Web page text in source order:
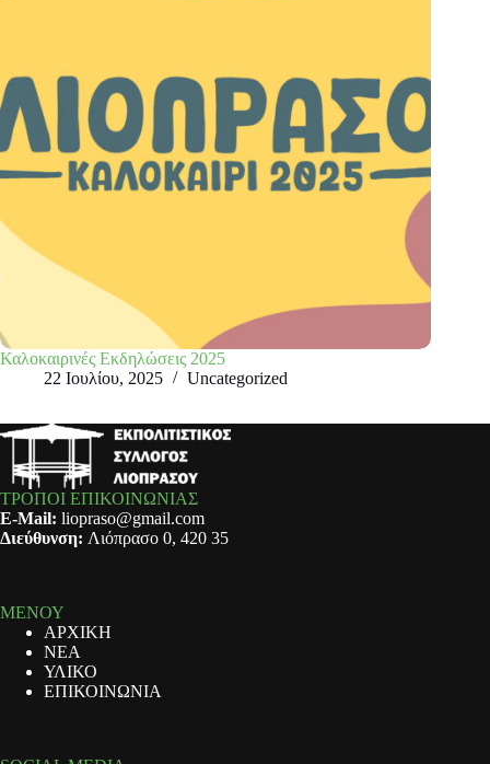
Καλοκαιρινές Εκδηλώσεις 2025
22 Ιουλίου, 2025
Uncategorized
ΤΡΟΠΟΙ ΕΠΙΚΟΙΝΩΝΙΑΣ
E-Mail: liopraso@gmail.com
Διεύθυνση: Λιόπρασο 0, 420 35
ΜΕΝΟΥ
ΑΡΧΙΚΗ
ΝΕΑ
ΥΛΙΚΟ
ΕΠΙΚΟΙΝΩΝΙΑ